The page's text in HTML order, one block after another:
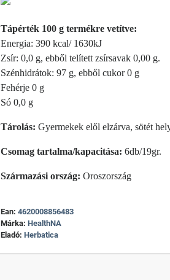
Tápérték 100 g termékre vetítve:
Energia: 390 kcal/ 1630kJ
Zsír: 0,0 g, ebből telített zsírsavak 0,00 g.
Szénhidrátok: 97 g, ebből cukor 0 g
Fehérje 0 g
Só 0,0 g
Tárolás: Gyermekek elől elzárva, sötét
Csomag tartalma/kapacitása: 6db/19gr.
Származási ország: Oroszország
Ean: 4620008856483
Márka: HealthNA
Eladó: Herbatica